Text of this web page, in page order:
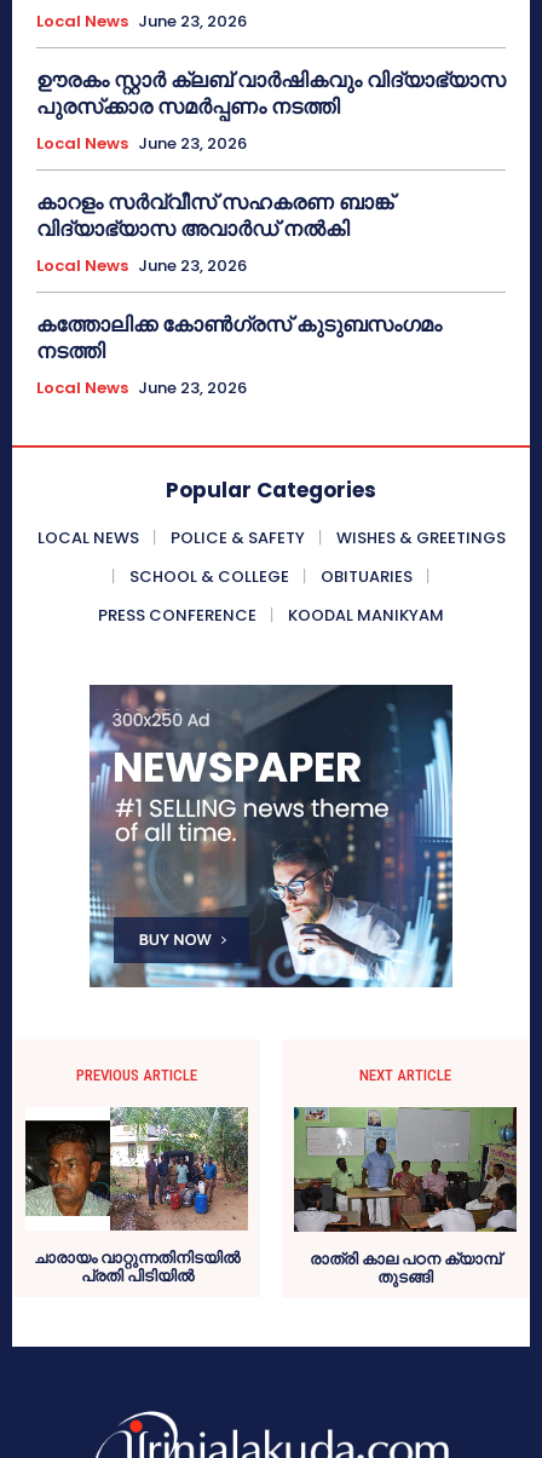
Local News June 23, 2026
ഊരകം സ്റ്റാർ ക്ലബ് വാർഷികവും വിദ്യാഭ്യാസ
പുരസ്‌ക്കാര സമർപ്പണം നടത്തി
Local News June 23, 2026
കാറളം സർവ്വീസ് സഹകരണ ബാങ്ക്
വിദ്യാഭ്യാസ അവാർഡ് നൽകി
Local News June 23, 2026
കത്തോലിക്ക കോൺഗ്രസ് കുടുബസംഗമം
നടത്തി
Local News June 23, 2026
Popular Categories
LOCAL NEWS POLICE & SAFETY
WISHES & GREETINGS
SCHOOL & COLLEGE
OBITUARIES
PRESS CONFERENCE
KOODAL MANIKYAM
PREVIOUS ARTICLE
ചാരായം വാറ്റുന്നതിനിടയില്‍
പ്രതി പിടിയില്‍
NEXT ARTICLE
രാത്രി കാല പഠന ക്യാമ്പ്
തുടങ്ങി